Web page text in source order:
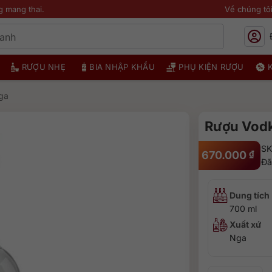
mang thai. Về chúng tôi
RƯỢU NHẸ BIA NHẬP KHẨU PHỤ KIỆN RƯỢU
Rượu
670.000 ₫
Dung tích
700 ml
Xuất xứ
Nga